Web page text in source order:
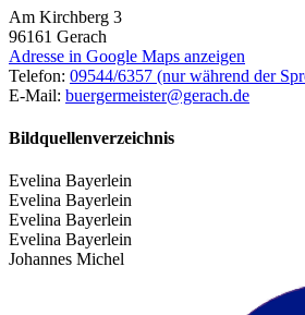
Am Kirchberg 3
96161 Gerach
Adresse in Google Maps anzeigen
Telefon: 09544/6357 (nur während der
E-Mail: buergermeister@gerach.de
Bildquellenverzeichnis
Evelina Bayerlein
Evelina Bayerlein
Evelina Bayerlein
Evelina Bayerlein
Johannes Michel